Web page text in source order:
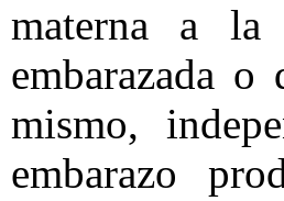
materna a la
embarazada
mismo,
embarazo